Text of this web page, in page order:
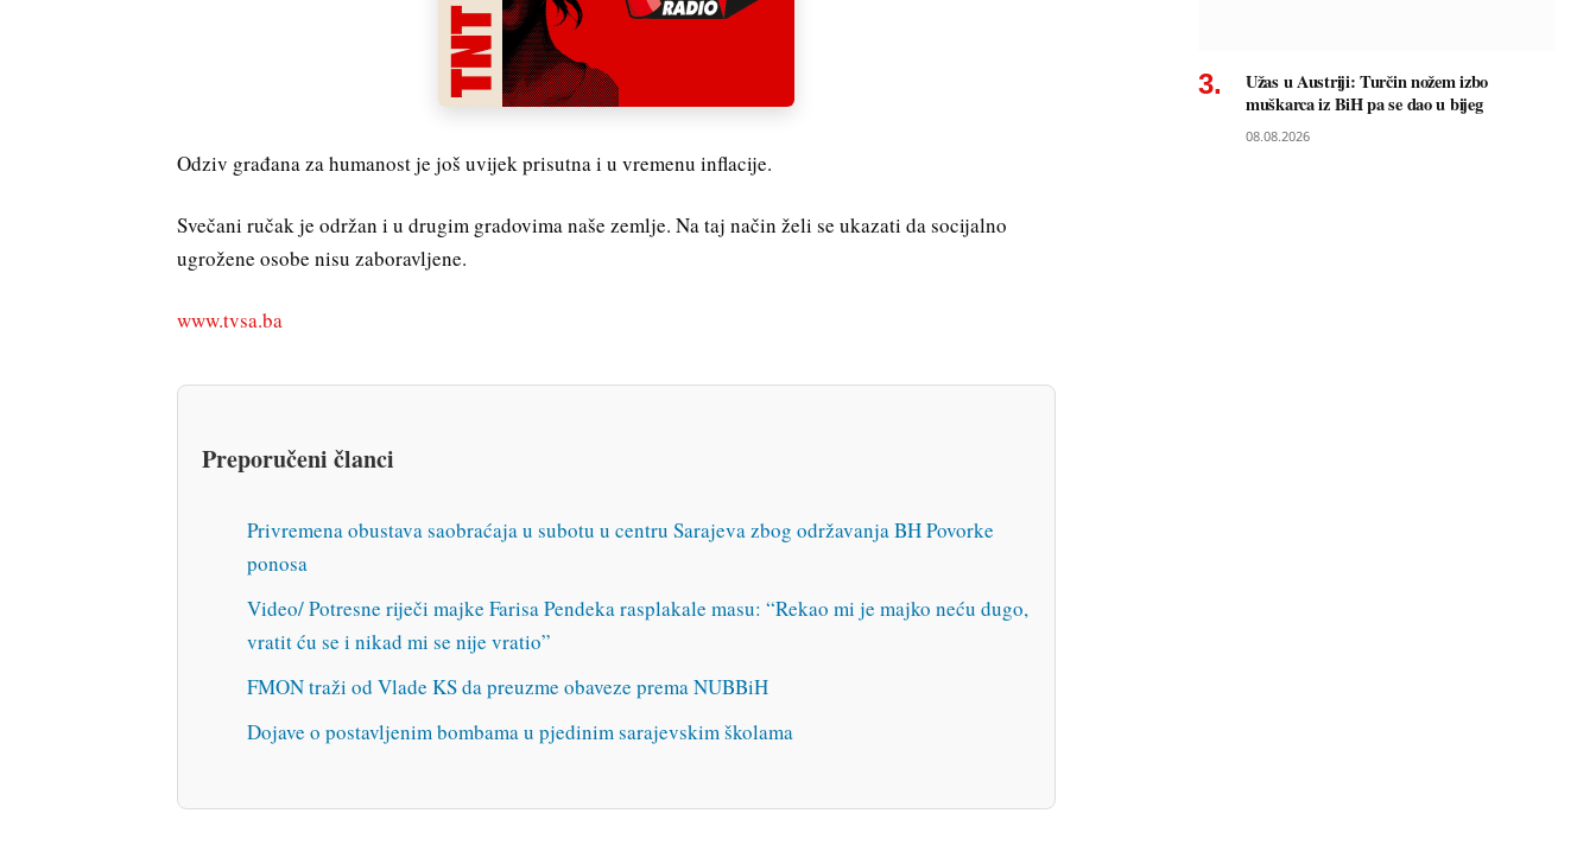
Odziv građana za humanost je još uvijek prisutna i u vremenu inflacije.
Svečani ručak je održan i u drugim gradovima naše zemlje. Na taj način želi se ukazati da socijalno
ugrožene osobe nisu zaboravljene.
www.tvsa.ba
Preporučeni članci
Privremena obustava saobraćaja u subotu u centru Sarajeva zbog održavanja BH Povorke
ponosa
Video/ Potresne riječi majke Farisa Pendeka rasplakale masu: “Rekao mi je majko neću dugo,
vratit ću se i nikad mi se nije vratio”
FMON traži od Vlade KS da preuzme obaveze prema NUBBiH
Dojave o postavljenim bombama u pjedinim sarajevskim školama
Užas u Austriji: Turčin nožem izbo
muškarca iz BiH pa se dao u bijeg
08.08.2026